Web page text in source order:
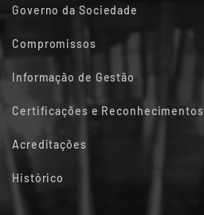
Governo da Sociedade
Compromissos
Informação de Gestão
Certificações e Reconhecimentos
Acreditações
Histórico